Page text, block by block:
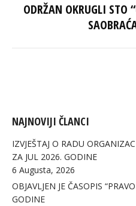
ODRŽAN OKRUGLI STO
NAJNOVIJI ČLANCI
IZVJEŠTAJ O RADU
ZA JUL 2026. GODINE
6 Augusta, 2026
OBJAVLJEN JE ČASOPIS
GODINE